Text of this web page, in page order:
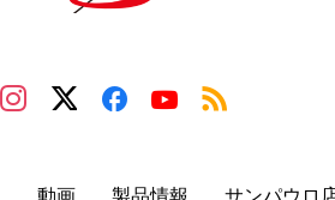
動画 製品情報 サンパウロ